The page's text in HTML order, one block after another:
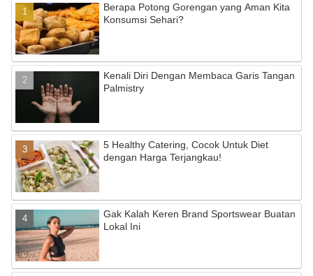
Berapa Potong Gorengan yang Aman Kita
Konsumsi Sehari?
Kenali Diri Dengan Membaca Garis Tangan
Palmistry
5 Healthy Catering, Cocok Untuk Diet
dengan Harga Terjangkau!
Gak Kalah Keren Brand Sportswear Buatan
Lokal Ini